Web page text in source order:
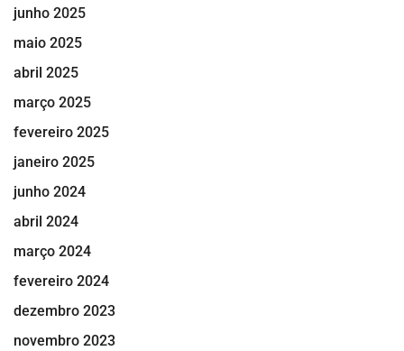
junho 2025
maio 2025
abril 2025
março 2025
fevereiro 2025
janeiro 2025
junho 2024
abril 2024
março 2024
fevereiro 2024
dezembro 2023
novembro 2023